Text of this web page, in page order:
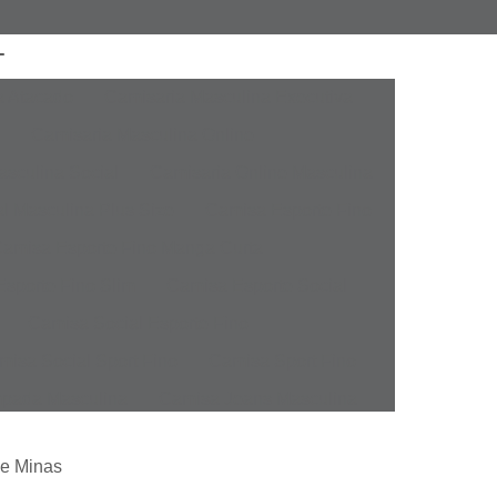
Minas